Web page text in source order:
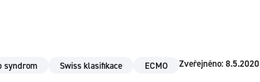
syndrom Swiss klasifikace ECMO Zveřejněno: 8.5.2020